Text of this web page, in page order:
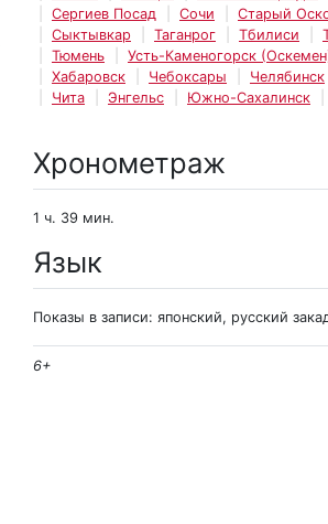
Сергиев Посад
Сочи Старый
Сыктывкар
Таганрог Тбилиси
Тюмень
Усть-Каменогорск
Хабаровск
Чебоксары Челябинск
Чита
Энгельс Южно-Сахалинск
Хронометраж
1 ч. 39 мин.
Язык
Показы в записи: японский, русский
6+